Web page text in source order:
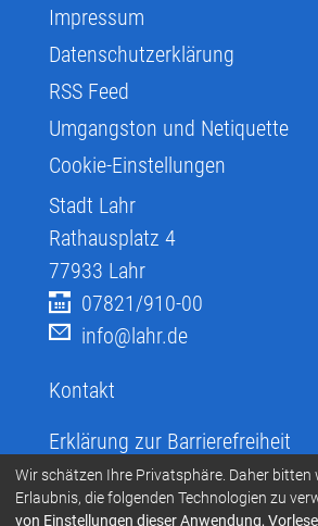
Impressum
Datenschutzerklärung
RSS Feed
Umgangston und Netiquette
Cookie-Einstellungen
Stadt Lahr
Rathausplatz 4
77933 Lahr
07821/910-00
info@lahr.de
Kontakt
Erklärung zur Barrierefreiheit
Infos zur Barrierefreiheit
Infos in leichter Sprache
Wir schätzen Ihre Privatsphäre. Daher bitten
Erlaubnis, die folgenden Technologien zu
von Einstellungen dieser Anwendung,